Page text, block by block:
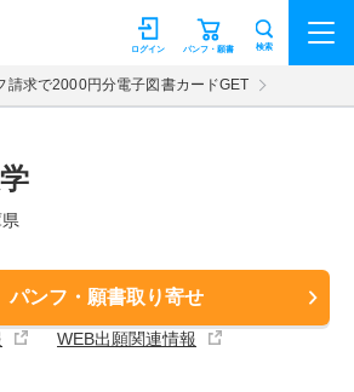
ョン パンフ・願書
ログイン 検索
請求で2000円分電子図書カードGET
パンフ・願書取り寄せ
WEB出願関連情報